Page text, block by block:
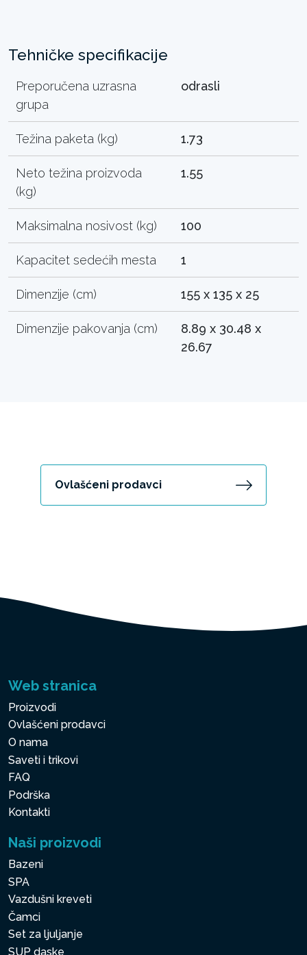
Tehničke specifikacije
Preporučena uzrasna
grupa
odrasli
Težina paketa (kg) 1.73
Neto težina proizvoda
(kg)
1.55
Maksimalna nosivost (kg) 100
Kapacitet sedećih mesta 1
Dimenzije (cm) 155 x 135 x 25
Dimenzije pakovanja (cm)
8.89 x 30.48 x
26.67
Ovlašćeni prodavci
Web stranica
Proizvodi
Ovlašćeni prodavci
O nama
Saveti i trikovi
FAQ
Podrška
Kontakti
Naši proizvodi
Bazeni
SPA
Vazdušni kreveti
Čamci
Set za ljuljanje
SUP daske